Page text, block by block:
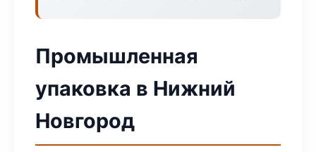
Промышленная
упаковка в Нижний
Новгород